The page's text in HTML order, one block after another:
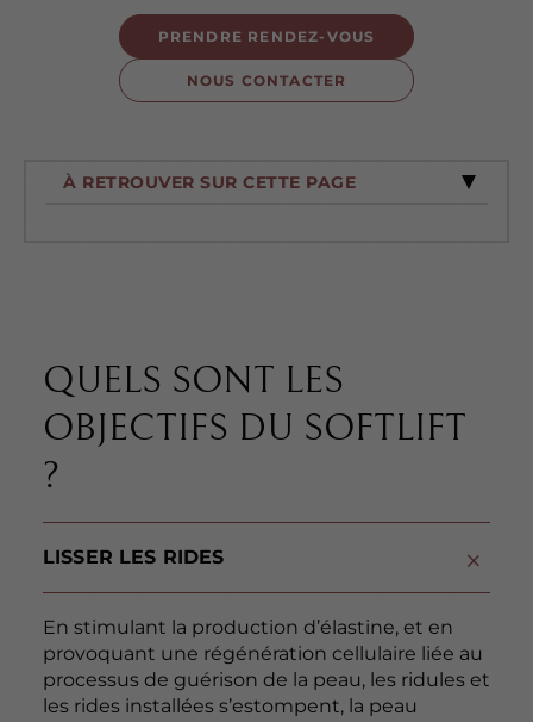
PRENDRE RENDEZ-VOUS
NOUS CONTACTER
À RETROUVER SUR CETTE PAGE
QUELS SONT LES
OBJECTIFS DU SOFTLIFT
?
LISSER LES RIDES
En stimulant la production d’élastine, et en
provoquant une régénération cellulaire liée au
processus de guérison de la peau, les ridules et
les rides installées s’estompent, la peau